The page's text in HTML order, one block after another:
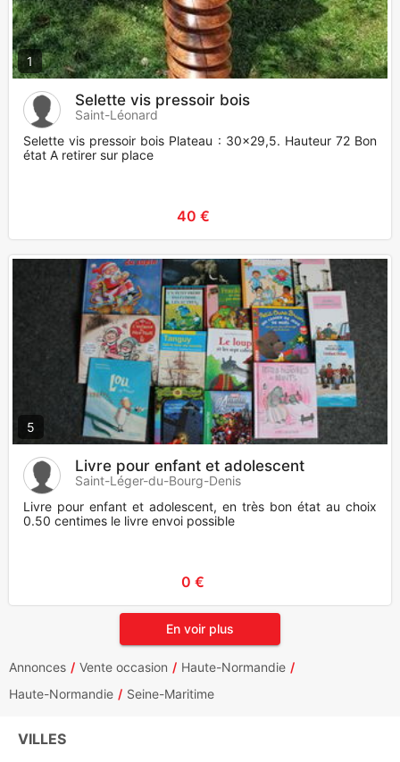
1
Selette vis pressoir bois
Saint-Léonard
Selette vis pressoir bois Plateau : 30x29,5. Hauteur 72 Bon
état A retirer sur place
40 €
5
Livre pour enfant et adolescent
Saint-Léger-du-Bourg-Denis
Livre pour enfant et adolescent, en très bon état au choix
0.50 centimes le livre envoi possible
0 €
En voir plus
Annonces Vente occasion
Haute-Normandie
Haute-Normandie
Seine-Maritime
VILLES